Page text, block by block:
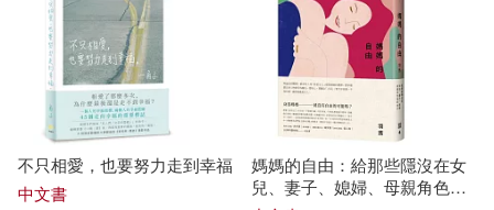
鳥梅丸(6)
みずのもと(5) 伊海(5)
倖月さちの(5)
重慶大學電子音像出版社有限公司
メディアファクトリー(6)
和平國際(6) 大塊文化(6)
不只相愛，也要努力走到幸福
中文書
媽媽的自由：給那些隱沒在女
兒、妻子、媳婦、母親角色後